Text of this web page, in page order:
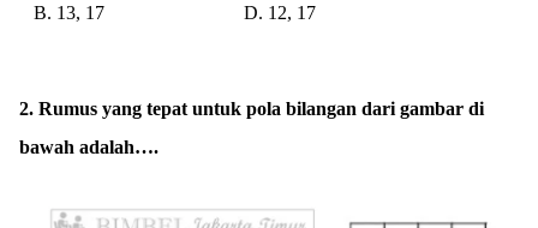
B. 13, 17 D. 12, 17
2. Rumus yang tepat untuk pola bilangan dari gambar di
bawah adalah….